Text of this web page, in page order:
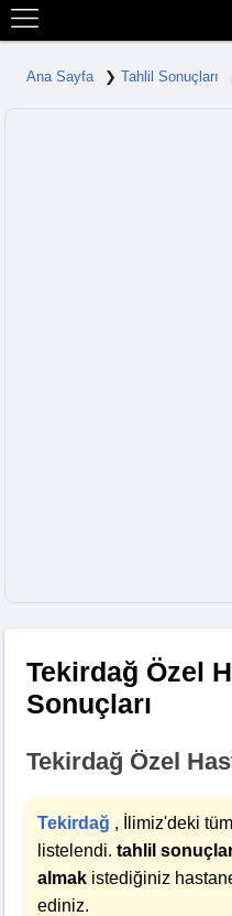
Ana Sayfa Tahlil Sonuçları
Tekirdağ Özel
Sonuçları
Tekirdağ Özel
Tekirdağ , İlimiz'deki
listelendi.tahlil
almak istediğiniz
ediniz.